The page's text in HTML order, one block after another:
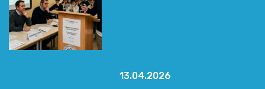
13.04.2026